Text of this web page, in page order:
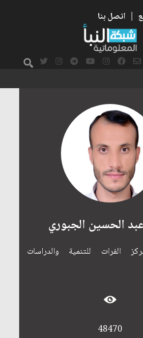
| اتصل بنا
الحسين الجبوري
الفرات للتنمية والدراسات
48470